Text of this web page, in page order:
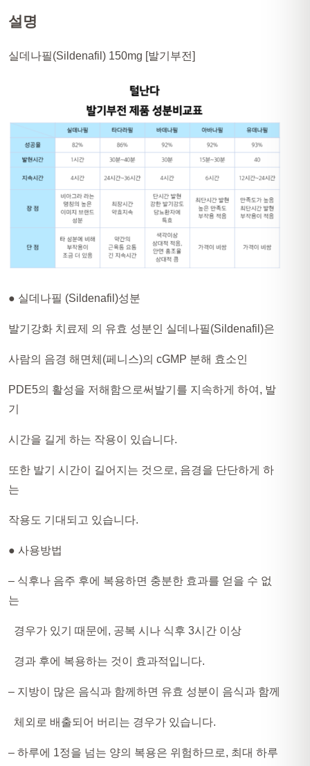
설명
실데나필(Sildenafil) 150mg [발기부전]
● 실데나필 (Sildenafil)성분
발기강화 치료제 의 유효 성분인 실데나필(Sildenafil)은
사람의 음경 해면체(페니스)의 cGMP 분해 효소인
PDE5의 활성을 저해함으로써발기를 지속하게 하여, 발
기
시간을 길게 하는 작용이 있습니다.
또한 발기 시간이 길어지는 것으로, 음경을 단단하게 하
는
작용도 기대되고 있습니다.
● 사용방법
– 식후나 음주 후에 복용하면 충분한 효과를 얻을 수 없
는
경우가 있기 때문에, 공복 시나 식후 3시간 이상
경과 후에 복용하는 것이 효과적입니다.
– 지방이 많은 음식과 함께하면 유효 성분이 음식과 함께
체외로 배출되어 버리는 경우가 있습니다.
– 하루에 1정을 넘는 양의 복용은 위험하므로, 최대 하루